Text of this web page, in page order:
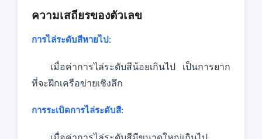
ความเสถียรของตัวเลข
การไล่ระดับสีหายไป:
เมื่อค่าการไล่ระดับสีน้อยเกินไป เป็นการยาก
ที่จะฝึกเครือข่ายเชิงลึก
การระเบิดการไล่ระดับสี: